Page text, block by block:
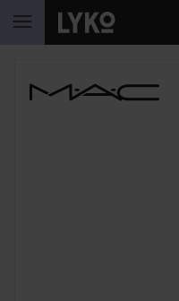
GÅ TIL INNHOLD